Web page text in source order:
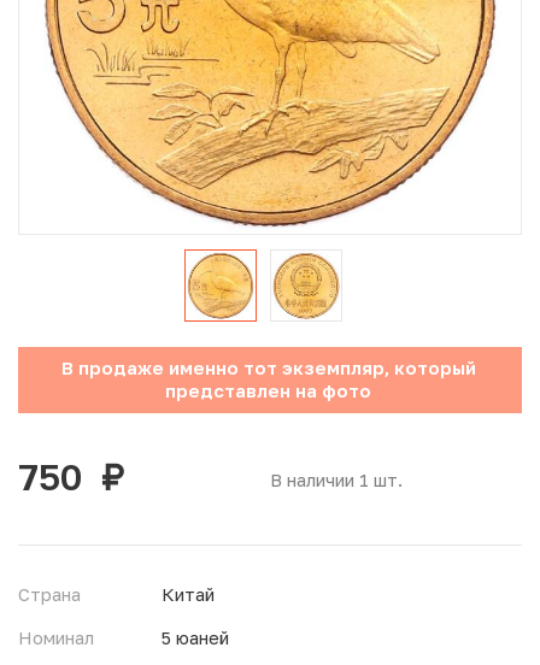
Юбилейные монеты Банка России (с 1999 года)
Памятные и инвестиционные монеты СССР и России
Иностранные монеты
Неофициальные выпуски монет (Unusual)
Античные и средневековые монеты
Инвестиционные монеты
В продаже именно тот экземпляр, который
представлен на фото
В наличии 1 шт.
750 руб.
Страна
Китай
Номинал
5 юаней